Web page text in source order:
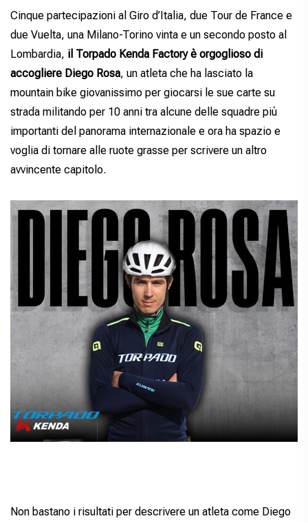
Cinque partecipazioni al Giro d’Italia, due Tour de France e
due Vuelta, una Milano-Torino vinta e un secondo posto al
Lombardia, il Torpado Kenda Factory è orgoglioso di
accogliere Diego Rosa, un atleta che ha lasciato la
mountain bike giovanissimo per giocarsi le sue carte su
strada militando per 10 anni tra alcune delle squadre più
importanti del panorama internazionale e ora ha spazio e
voglia di tornare alle ruote grasse per scrivere un altro
avvincente capitolo.
Non bastano i risultati per descrivere un atleta come Diego